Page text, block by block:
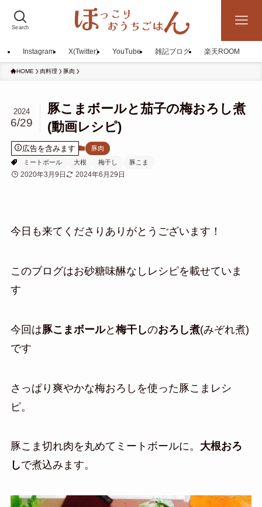
Search
Instagram X(Twitter) YouTube 雑記ブログ 楽天ROOM
HOME 肉料理 豚肉
豚こまボールと茄子の梅おろし煮
(動画レシピ)
2024
6/29
広告を含みます
豚肉
ミートボール
大根 梅干し 豚こま
2020年3月9日 2024年6月29日
今日も来てくださりありがとうございます！
このブログはお砂糖味醂なしレシピを載せていま
す
今回は豚こまボールと梅干しのおろし煮(みぞれ煮)
です
さっぱり爽やかな梅おろしを使った豚こまレシ
ピ。
豚こま切れ肉を丸めてミートボールに。 大根おろ
しで煮込みます。